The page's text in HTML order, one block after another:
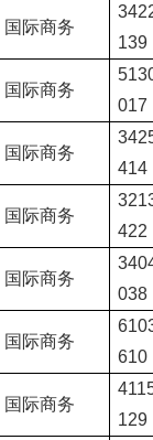
国际商务
139
国际商务
017
国际商务
414
国际商务
422
国际商务
038
国际商务
610
国际商务
129